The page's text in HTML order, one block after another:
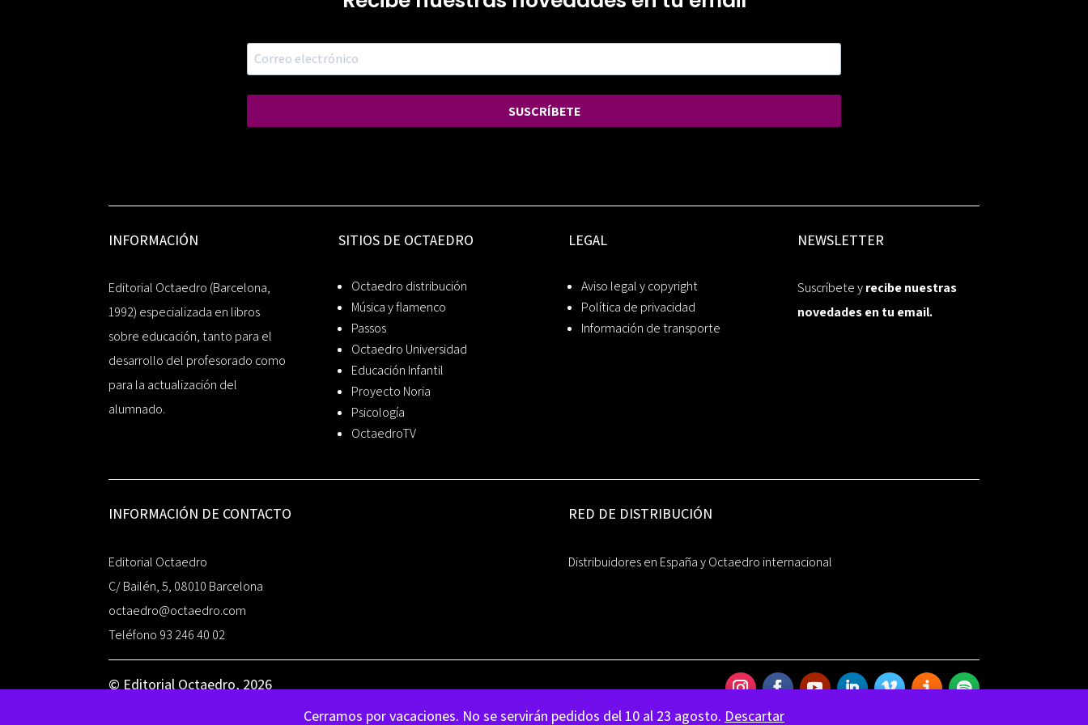
Cerramos por vacaciones. No se servirán pedidos del 10 al 23 agosto. Descartar
SUSCRÍBETE
INFORMACIÓN
Editorial Octaedro (Barcelona,
1992) especializada en libros
sobre educación, tanto para el
desarrollo del profesorado como
para la actualización del
alumnado.
SITIOS DE OCTAEDRO
Octaedro distribución
Música y flamenco
Passos
Octaedro Universidad
Educación Infantil
Proyecto Noria
Psicología
OctaedroTV
LEGAL
Aviso legal y copyright
Política de privacidad
Información de transporte
NEWSLETTER
Suscríbete yrecibe nuestras
novedades en tu email.
INFORMACIÓN DE CONTACTO
Editorial Octaedro
C/ Bailén, 5, 08010 Barcelona
octaedro@octaedro.com
Teléfono 93 246 40 02
RED DE DISTRIBUCIÓN
Distribuidores en España y Octaedro internacional
© Editorial Octaedro, 2026